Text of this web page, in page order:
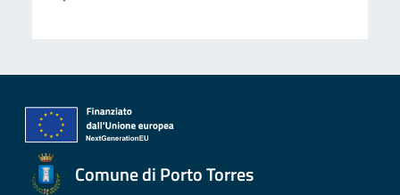
Comune di Porto Torres